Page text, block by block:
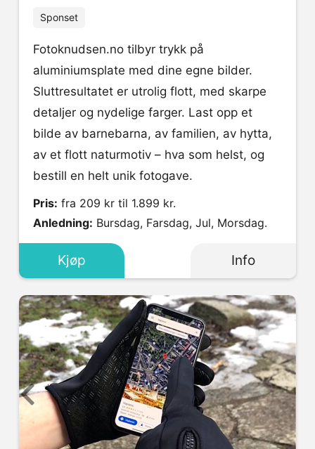
Sponset
Fotoknudsen.no tilbyr trykk på
aluminiumsplate med dine egne bilder.
Sluttresultatet er utrolig flott, med skarpe
detaljer og nydelige farger. Last opp et
bilde av barnebarna, av familien, av hytta,
av et flott naturmotiv – hva som helst, og
bestill en helt unik fotogave.
Pris: fra 209 kr til 1.899 kr.
Anledning: Bursdag, Farsdag, Jul, Morsdag.
Info
Kjøp